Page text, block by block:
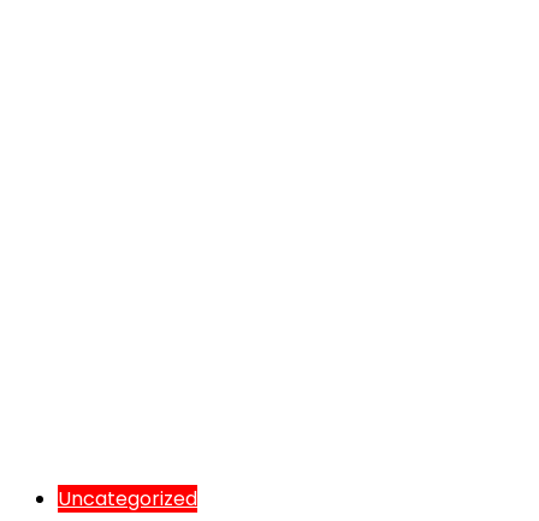
Uncategorized